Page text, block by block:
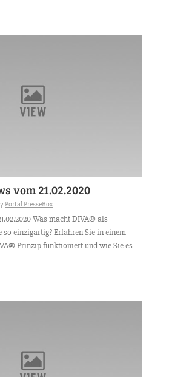
vom 21.02.2020
Portal PresseBox
Was macht DIVA® als
einzigartig? Erfahren Sie in einem
Prinzip funktioniert und wie Sie es